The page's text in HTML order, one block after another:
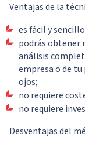
Ventajas de la
es fácil y
podrás obtener
análisis
empresa o de
ojos;
no requiere
no requiere
Desventajas del